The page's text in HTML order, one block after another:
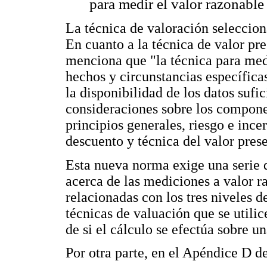
para medir el valor
La técnica de valoración
En cuanto a la técnica de valor
menciona que "la técnica para
hechos y circunstancias
la disponibilidad de los datos
consideraciones sobre los
principios generales, riesgo e
descuento y técnica del valor
Esta nueva norma exige una
acerca de las mediciones a valor
relacionadas con los tres niveles
técnicas de valuación que se
de si el cálculo se efectúa sobre
Por otra parte, en el Apéndice D